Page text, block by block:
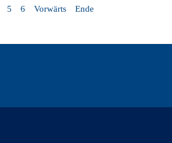
5 6 Vorwärts Ende